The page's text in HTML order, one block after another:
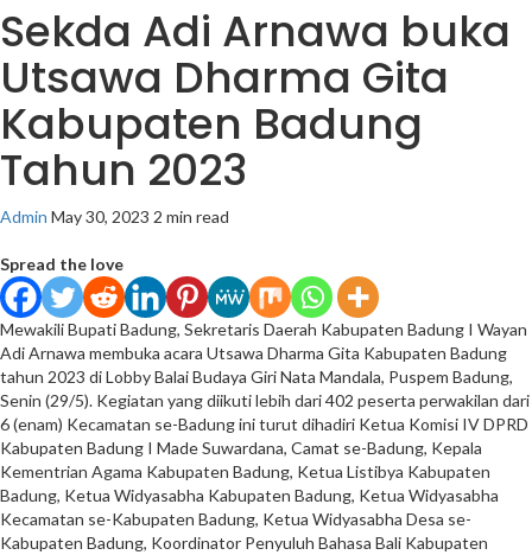
Sekda Adi Arnawa buka
Utsawa Dharma Gita
Kabupaten Badung
Tahun 2023
Admin May 30, 2023 2 min read
Spread the love
Mewakili Bupati Badung, Sekretaris Daerah Kabupaten Badung I Wayan
Adi Arnawa membuka acara Utsawa Dharma Gita Kabupaten Badung
tahun 2023 di Lobby Balai Budaya Giri Nata Mandala, Puspem Badung,
Senin (29/5). Kegiatan yang diikuti lebih dari 402 peserta perwakilan dari
6 (enam) Kecamatan se-Badung ini turut dihadiri Ketua Komisi IV DPRD
Kabupaten Badung I Made Suwardana, Camat se-Badung, Kepala
Kementrian Agama Kabupaten Badung, Ketua Listibya Kabupaten
Badung, Ketua Widyasabha Kabupaten Badung, Ketua Widyasabha
Kecamatan se-Kabupaten Badung, Ketua Widyasabha Desa se-
Kabupaten Badung, Koordinator Penyuluh Bahasa Bali Kabupaten